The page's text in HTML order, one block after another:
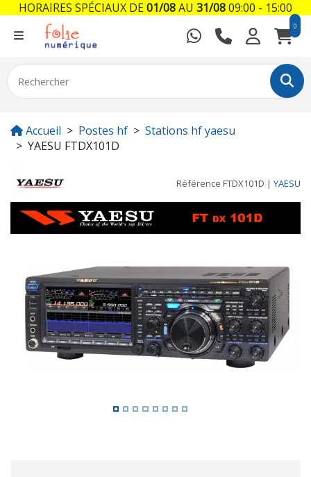
0
Accueil Postes hf
Stations hf yaesu
YAESU FTDX101D
Référence FTDX101D | YAESU
Previous Next
HORAIRES SPÉCIAUX DE01/08AU 31/0809:00 - 15:00